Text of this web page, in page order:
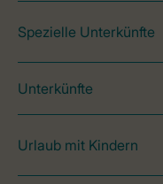
Spezielle Unterkünfte
Unterkünfte
Urlaub mit Kindern